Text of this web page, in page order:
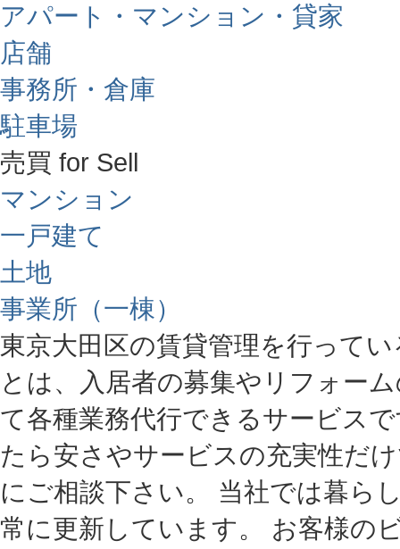
アパート・マンション・貸家
店舗
事務所・倉庫
駐車場
売買 for Sell
マンション
一戸建て
土地
事業所（一棟）
東京大田区の賃貸管理を行って
とは、入居者の募集やリフォー
て各種業務代行できるサービス
たら安さやサービスの充実性だ
にご相談下さい。 当社では暮ら
常に更新しています。 お客様の